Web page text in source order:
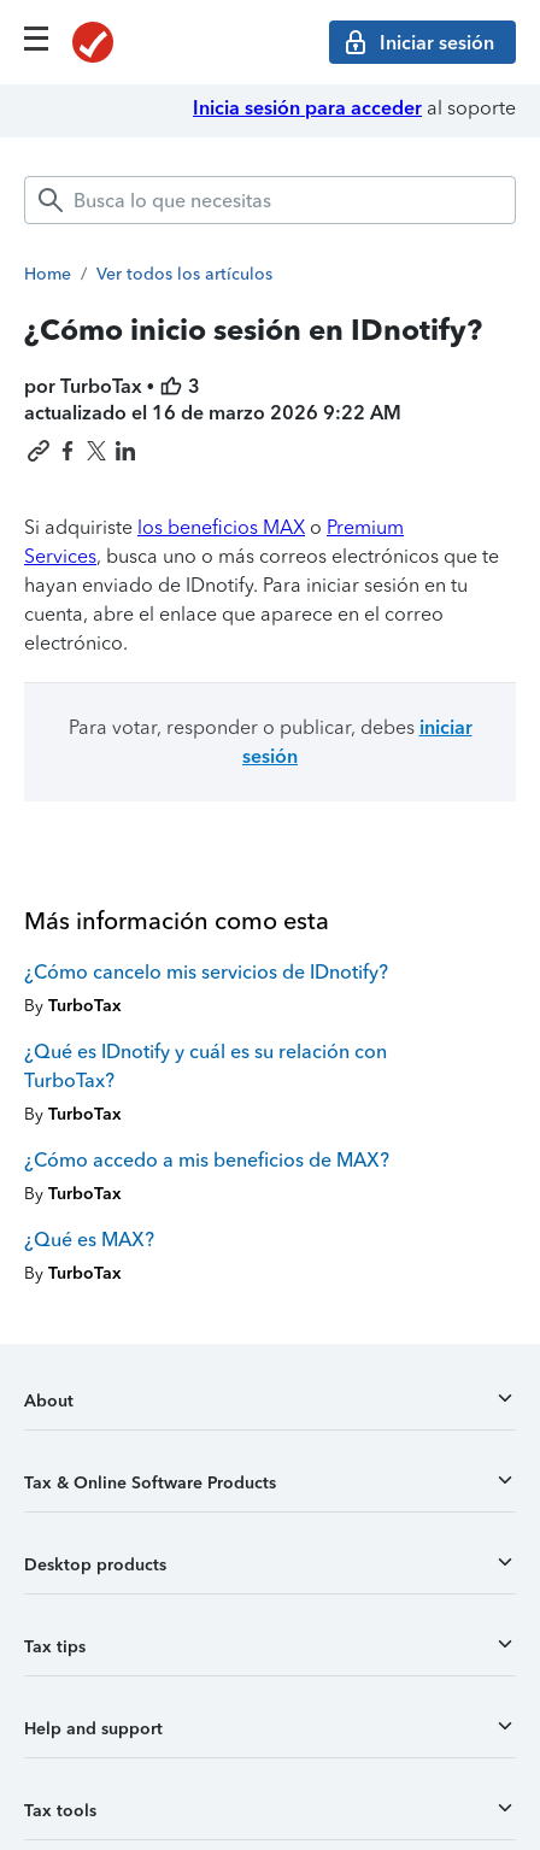
Iniciar sesión
Inicia sesión para acceder al soporte
Home / Ver todos los artículos
¿Cómo inicio sesión en IDnotify?
por TurboTax •
3
actualizado el 16 de marzo 2026 9:22 AM
Si adquiriste los beneficios MAX o Premium
Services, busca uno o más correos electrónicos que te
hayan enviado de IDnotify. Para iniciar sesión en tu
cuenta, abre el enlace que aparece en el correo
electrónico.
Para votar, responder o publicar, debes iniciar
sesión
Más información como esta
¿Cómo cancelo mis servicios de IDnotify?
By TurboTax
¿Qué es IDnotify y cuál es su relación con
TurboTax?
By TurboTax
¿Cómo accedo a mis beneficios de MAX?
By TurboTax
¿Qué es MAX?
By TurboTax
About
Tax & Online Software Products
Desktop products
Tax tips
Help and support
Tax tools